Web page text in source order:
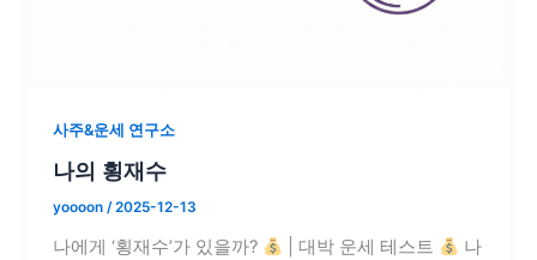
사주&운세 연구소
나의 횡재수
yoooon/2025-12-13
나에게 ‘횡재수’가 있을까? | 대박 운세 테스트
나